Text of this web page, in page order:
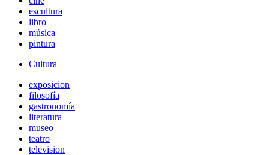
escultura
libro
música
pintura
Cultura
exposicion
filosofía
gastronomía
literatura
museo
teatro
television